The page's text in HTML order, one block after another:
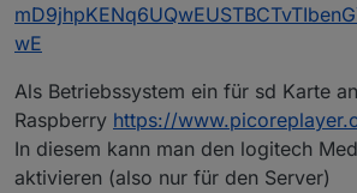
wE
Als Betriebssystem ein für sd Karte
Raspberry https://
In diesem kann man den logitech
aktivieren (also nur für den Server)